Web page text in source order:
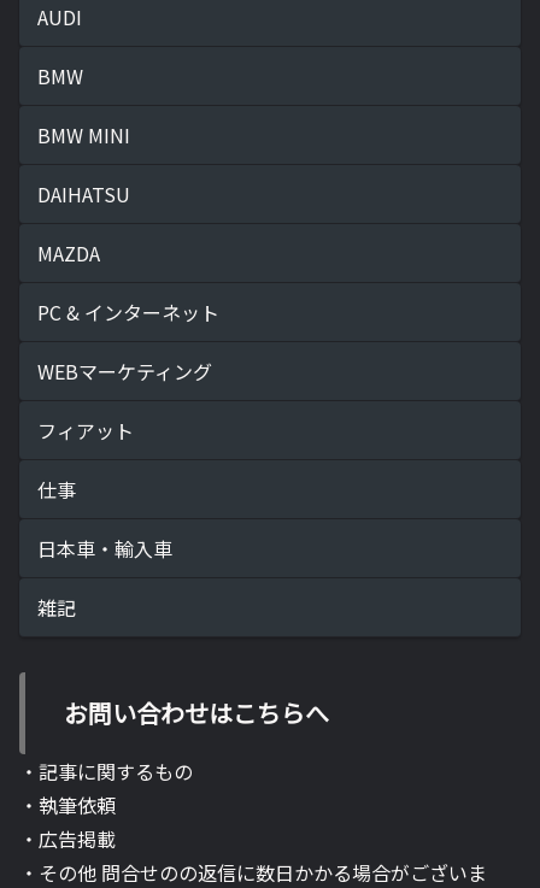
AUDI
BMW
BMW MINI
DAIHATSU
MAZDA
PC & インターネット
WEBマーケティング
フィアット
仕事
日本車・輸入車
雑記
お問い合わせはこちらへ
・記事に関するもの
・執筆依頼
・広告掲載
・その他 問合せのの返信に数日かかる場合がございま